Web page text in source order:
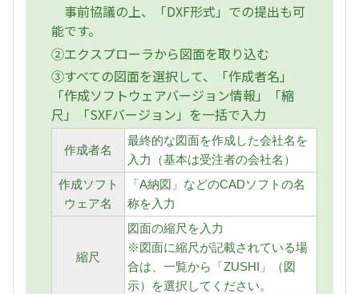
事前協議の上、「DXF形式」での提出も可
能です。
②エクスプローラから図面を取り込む
③すべての図面を選択して、「作成者名」
「作成ソフトウェアバージョン情報」「縮
尺」「SXFバージョン」を一括で入力
作成者名
最終的な図面を作成した会社名を
入力（基本は受注者の会社名）
作成ソフト
ウェア名
「A納図」などのCADソフトの名
称を入力
縮尺
図面の縮尺を入力
※図面に縮尺が記載されている場
合は、一覧から「ZUSHI」（図
示）を選択してください。